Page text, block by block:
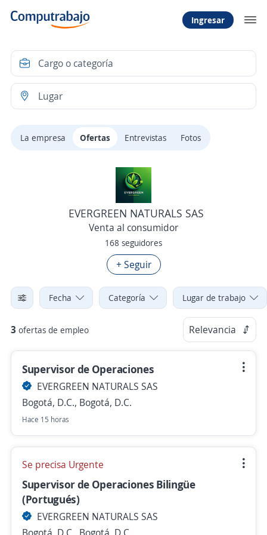
Ingresar
La empresa Ofertas Entrevistas Fotos
EVERGREEN NATURALS SAS
Venta al consumidor
168 seguidores
+ Seguir
Fecha Categoría Lugar de trabajo
3 ofertas de empleo Relevancia
Supervisor de Operaciones
EVERGREEN NATURALS SAS
Bogotá, D.C., Bogotá, D.C.
Hace 15 horas
Se precisa Urgente
Supervisor de Operaciones Bilingüe
(Portugués)
EVERGREEN NATURALS SAS